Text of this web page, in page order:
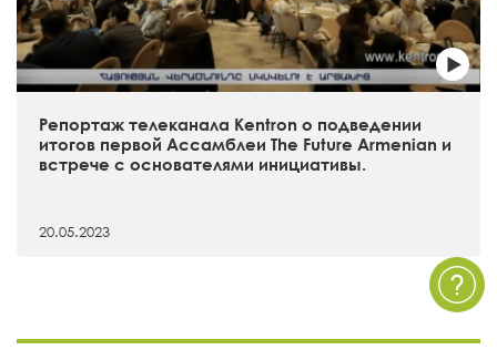
Репортаж телеканала Kentron о подведении
итогов первой Ассамблеи The Future Armenian и
встрече с основателями инициативы.
20.05.2023